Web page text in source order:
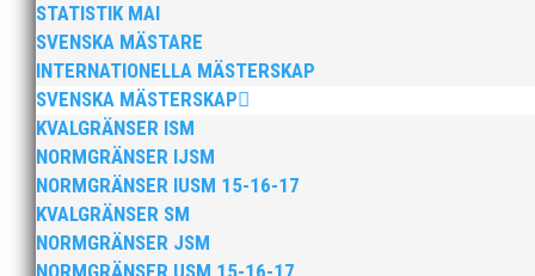
STATISTIK MAI
SVENSKA MÄSTARE
INTERNATIONELLA MÄSTERSKAP
SVENSKA MÄSTERSKAP
KVALGRÄNSER ISM
NORMGRÄNSER IJSM
NORMGRÄNSER IUSM 15-16-17
KVALGRÄNSER SM
NORMGRÄNSER JSM
NORMGRÄNSER USM 15-16-17
Anders Hallström, 55, blir ny klubbchef i MAI. Han
hockeyn i Trelleborg och fotbollen i Höllviken